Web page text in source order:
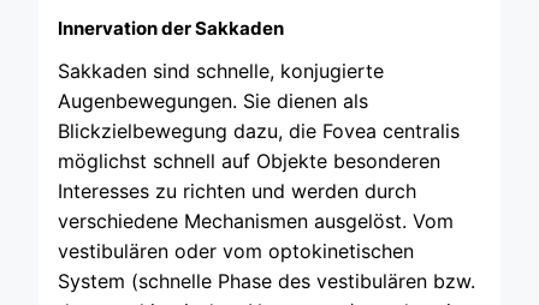
Innervation der Sakkaden
Sakkaden sind schnelle, konjugierte
Augenbewegungen. Sie dienen als
Blickzielbewegung dazu, die Fovea centralis
möglichst schnell auf Objekte besonderen
Interesses zu richten und werden durch
verschiedene Mechanismen ausgelöst. Vom
vestibulären oder vom optokinetischen
System (schnelle Phase des vestibulären bzw.